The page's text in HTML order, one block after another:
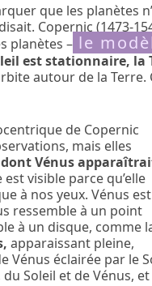
que les planètes
Copernic (1473-
planètes – le
est stationnaire, la
autour de la Terre.
de Copernic
mais elles
Vénus
visible parce qu’elle
à nos yeux. Vénus est
ressemble à un point
à un disque, comme
apparaissant pleine,
éclairée par le
Soleil et de Vénus,